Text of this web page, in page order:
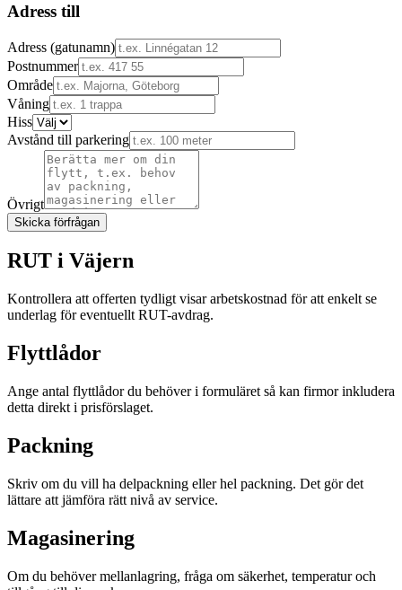
Adress till
Adress (gatunamn)
Postnummer
Område
Våning
Hiss
Avstånd till parkering
Övrigt
Skicka förfrågan
RUT i Väjern
Kontrollera att offerten tydligt visar arbetskostnad för att enkelt se
underlag för eventuellt RUT-avdrag.
Flyttlådor
Ange antal flyttlådor du behöver i formuläret så kan firmor inkludera
detta direkt i prisförslaget.
Packning
Skriv om du vill ha delpackning eller hel packning. Det gör det
lättare att jämföra rätt nivå av service.
Magasinering
Om du behöver mellanlagring, fråga om säkerhet, temperatur och